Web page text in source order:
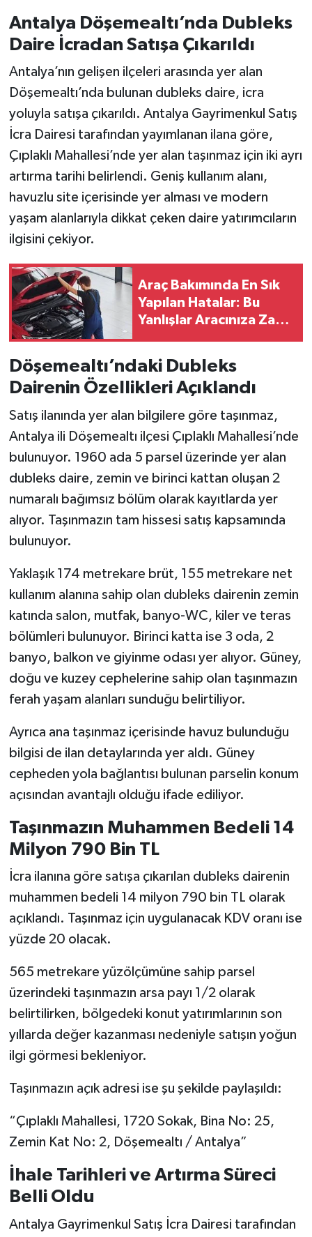
Antalya Döşemealtı’nda Dubleks
Daire İcradan Satışa Çıkarıldı
Antalya’nın gelişen ilçeleri arasında yer alan
Döşemealtı’nda bulunan dubleks daire, icra
yoluyla satışa çıkarıldı. Antalya Gayrimenkul Satış
İcra Dairesi tarafından yayımlanan ilana göre,
Çıplaklı Mahallesi’nde yer alan taşınmaz için iki ayrı
artırma tarihi belirlendi. Geniş kullanım alanı,
havuzlu site içerisinde yer alması ve modern
yaşam alanlarıyla dikkat çeken daire yatırımcıların
ilgisini çekiyor.
Araç Bakımında En Sık
Yapılan Hatalar: Bu
Yanlışlar Aracınıza Zarar
Döşemealtı’ndaki Dubleks
Dairenin Özellikleri Açıklandı
Satış ilanında yer alan bilgilere göre taşınmaz,
Antalya ili Döşemealtı ilçesi Çıplaklı Mahallesi’nde
bulunuyor. 1960 ada 5 parsel üzerinde yer alan
dubleks daire, zemin ve birinci kattan oluşan 2
numaralı bağımsız bölüm olarak kayıtlarda yer
alıyor. Taşınmazın tam hissesi satış kapsamında
bulunuyor.
Yaklaşık 174 metrekare brüt, 155 metrekare net
kullanım alanına sahip olan dubleks dairenin zemin
katında salon, mutfak, banyo-WC, kiler ve teras
bölümleri bulunuyor. Birinci katta ise 3 oda, 2
banyo, balkon ve giyinme odası yer alıyor. Güney,
doğu ve kuzey cephelerine sahip olan taşınmazın
ferah yaşam alanları sunduğu belirtiliyor.
Ayrıca ana taşınmaz içerisinde havuz bulunduğu
bilgisi de ilan detaylarında yer aldı. Güney
cepheden yola bağlantısı bulunan parselin konum
açısından avantajlı olduğu ifade ediliyor.
Taşınmazın Muhammen Bedeli 14
Milyon 790 Bin TL
İcra ilanına göre satışa çıkarılan dubleks dairenin
muhammen bedeli 14 milyon 790 bin TL olarak
açıklandı. Taşınmaz için uygulanacak KDV oranı ise
yüzde 20 olacak.
565 metrekare yüzölçümüne sahip parsel
üzerindeki taşınmazın arsa payı 1/2 olarak
belirtilirken, bölgedeki konut yatırımlarının son
yıllarda değer kazanması nedeniyle satışın yoğun
ilgi görmesi bekleniyor.
Taşınmazın açık adresi ise şu şekilde paylaşıldı:
“Çıplaklı Mahallesi, 1720 Sokak, Bina No: 25,
Zemin Kat No: 2, Döşemealtı / Antalya”
İhale Tarihleri ve Artırma Süreci
Belli Oldu
Antalya Gayrimenkul Satış İcra Dairesi tarafından